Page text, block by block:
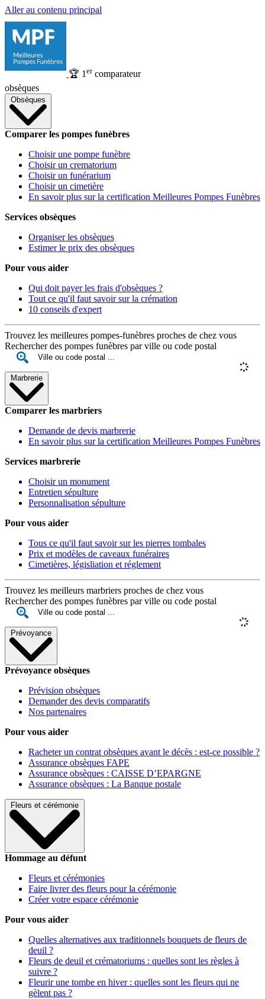
Aller au contenu principal
🏆 1 ercomparateur
obsèques
Obsèques
Comparer les pompes funèbres
Choisir une pompe funèbre
Choisir un crematorium
Choisir un funérarium
Choisir un cimetière
En savoir plus sur la certification Meilleures Pompes Funèbres
Services obsèques
Organiser les obsèques
Estimer le prix des obsèques
Pour vous aider
Qui doit payer les frais d'obsèques ?
Tout ce qu'il faut savoir sur la crémation
10 conseils d'expert
Trouvez les meilleures pompes-funèbres proches de chez vous
Rechercher des pompes funèbres par ville ou code postal
Marbrerie
Comparer les marbriers
Demande de devis marbrerie
En savoir plus sur la certification Meilleures Pompes Funèbres
Services marbrerie
Choisir un monument
Entretien sépulture
Personnalisation sépulture
Pour vous aider
Tous ce qu'il faut savoir sur les pierres tombales
Prix et modèles de caveaux funéraires
Cimetières, législiation et réglement
Trouvez les meilleurs marbriers proches de chez vous
Rechercher des pompes funèbres par ville ou code postal
Prévoyance
Prévoyance obsèques
Prévision obsèques
Demander des devis comparatifs
Nos partenaires
Pour vous aider
Racheter un contrat obsèques avant le décès : est-ce possible ?
Assurance obsèques FAPE
Assurance obsèques : CAISSE D’EPARGNE
Assurance obsèques : La Banque postale
Fleurs et cérémonie
Hommage au défunt
Fleurs et cérémonies
Faire livrer des fleurs pour la cérémonie
Créer votre espace cérémonie
Pour vous aider
Quelles alternatives aux traditionnels bouquets de fleurs de
deuil ?
Fleurs de deuil et crématoriums : quelles sont les règles à
suivre ?
Fleurir une tombe en hiver : quelles sont les fleurs qui ne
gèlent pas ?